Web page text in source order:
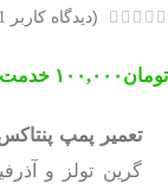
(دیدگاه کاربر 1
تومان ۱۰۰,۰۰۰ خدمت
تعمیر پمپ
گرین تولز و